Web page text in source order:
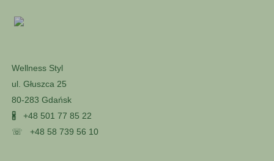
Wellness Styl
ul. Głuszca 25
80-283 Gdańsk
🖁 +48 501 77 85 22
☏ +48 58 739 56 10